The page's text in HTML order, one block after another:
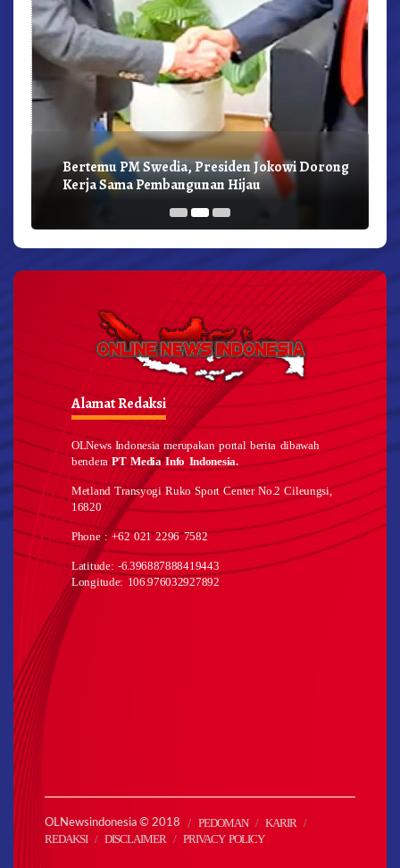
Bertemu PM Swedia, Presiden Jokowi Dorong
Kerja Sama Pembangunan Hijau
Alamat Redaksi
OLNews Indonesia merupakan portal berita dibawah
benderaPT Media Info Indonesia.
Metland Transyogi Ruko Sport Center No.2 Cileungsi,
16820
Phone : +62 021 2296 7582
Latitude: -6.396887888419443
Longitude: 106.976032927892
OLNewsindonesia © 2018 PEDOMAN
KARIR
REDAKSI
DISCLAIMER PRIVACY POLICY